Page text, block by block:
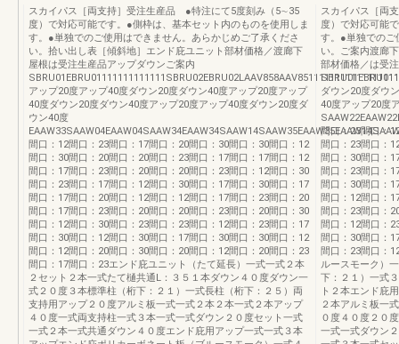
スカイパス［両支持］受注生産品 ●特注にて5度刻み（5∼35
度）で対応可能です。●側枠は、基本セット内のものを使用しま
す。●単独でのご使用はできません。あらかじめご了承くださ
い。拾い出し表［傾斜地］エンド庇ユニット部材価格／渡廊下
屋根は受注生産品アップダウンご案内
アップ20度アップ40度ダウン20度ダウン40度アップ20度アップ
40度ダウン20度ダウン40度アップ20度アップ40度ダウン20度ダ
ウン40度
間口：12間口：23間口：17間口：20間口：30間口：30間口：12
間口：30間口：20間口：20間口：23間口：17間口：17間口：12
間口：17間口：23間口：20間口：20間口：23間口：12間口：30
間口：23間口：17間口：12間口：30間口：17間口：30間口：17
間口：17間口：20間口：12間口：12間口：17間口：23間口：20
間口：17間口：23間口：20間口：20間口：23間口：20間口：30
間口：12間口：30間口：23間口：23間口：12間口：23間口：17
間口：30間口：12間口：30間口：17間口：30間口：30間口：12
間口：12間口：20間口：30間口：20間口：12間口：20間口：23
間口：17間口：23エンド庇ユニット（たて延長）一式一式２本
２セット２本一式たて樋共通L：３５１本ダウン４０度ダウン一
式２０度３本標準柱（桁下：２１）一式長柱（桁下：２５）両
支持用アップ２０度アルミ板一式一式２本２本一式２本アップ
４０度一式両支持柱一式３本一式一式ダウン２０度セット一式
一式２本一式共通ダウン４０度エンド庇用アップ一式一式３本
スカイパス［両
度）で対応可能
す。●単独でのご
い。ご案内渡廊
部材価格／は受
ダウン20度ダウ
40度アップ20度
間口：23間口：
間口：23間口：
間口：30間口：
間口：23間口：
間口：30間口：
間口：12間口：
間口：23間口：
間口：12間口：
間口：30間口：
間口：23間口：
ルースモーク）
下：２１）一式
ト２本エンド庇
２本アルミ板一
０度４０度２０
一式一式ダウン